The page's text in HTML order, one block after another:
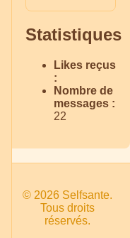
Statistiques
Likes reçus
:
Nombre de
messages :
22
© 2026 Selfsante.
Tous droits
réservés.